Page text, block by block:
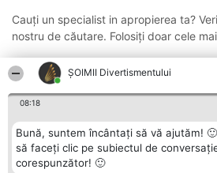
ŞOIMII Divertismentului
08:18
Bună, suntem încântați să vă ajutăm!
să faceți clic pe subiectul de
corespunzător! 🙂
Cauți un specialist in apropierea ta?
nostru de căutare. Folosiți doar cele